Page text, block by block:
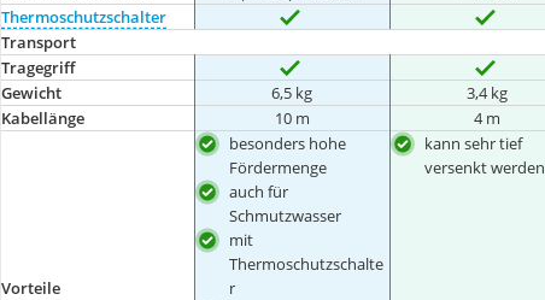
Thermoschutzschalter
Transport
Tragegriff
Gewicht
6,5 kg 3,4 kg
Kabellänge
10 m 4 m
Vorteile
besonders hohe
Fördermenge
auch für
Schmutzwasser
mit
Thermoschutzschalte
r
kann sehr tief
versenkt werden